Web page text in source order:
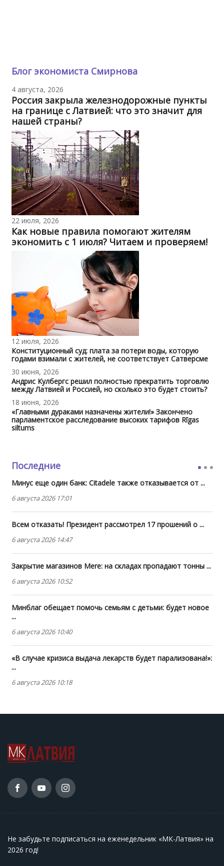
Блог экономиста Смирнова
4 августа, 2026
Россия закрыла железнодорожные пункты
на границе с Латвией: что это значит для
нашей страны?
22 июля, 2026
Как новые правила помогают жителям
экономить с 1 июля? Читаем и проверяем!
12 июля, 2026
Конституционный суд: плата за потери воды, которую
годами взимали с жителей, не соответствует Сатверсме
30 июня, 2026
Андрис Кулбергс решил полностью прекратить торговлю
между Латвией и Россией, но сколько это будет стоить?
18 июня, 2026
«Главными дураками назначены жители!» Закончено
парламентское расследование высоких тарифов Rīgas
siltums
Последние
Минус еще один банк: Citadele также отказывается от ...
6 августа 2026 17:01
Всем отказать! Президент рассмотрел 17 прошений о ...
6 августа 2026 14:47
Закрытие магазинов Mere: на складах пропадают тонны ...
6 августа 2026 10:52
Минблаг обещает помочь семьям с детьми: будет новое
...
6 августа 2026 10:40
«В случае кризиса выдача лекарств будет парализована!»:
...
6 августа 2026 10:18
Не забудьте подписаться на еженедельник «МК-Латвия» на
2026 год!